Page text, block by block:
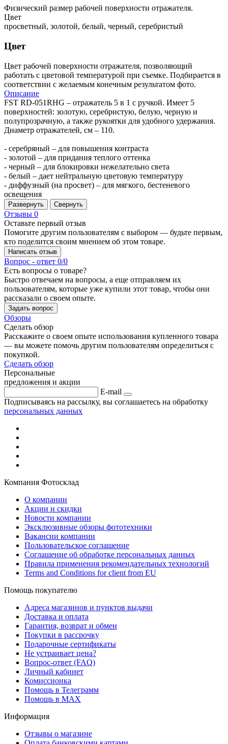
Физический размер рабочей поверхности отражателя.
Цвет
просветный, золотой, белый, черный, серебристый
Цвет
Цвет рабочей поверхности отражателя, позволяющий
работать с цветовой температурой при съемке. Подбирается в
соответствии с желаемым конечным результатом фото.
Описание
FST RD-051RHG – отражатель 5 в 1 c ручкой. Имеет 5
поверхностей: золотую, серебристую, белую, черную и
полупрозрачную, а также рукоятки для удобного удержания.
Диаметр отражателей, см – 110.
- серебряный – для повышения контраста
- золотой – для придания теплого оттенка
- черный – для блокировки нежелательно света
- белый – дает нейтральную цветовую температуру
- диффузный (на просвет) – для мягкого, бестеневого
освещения
Развернуть Свернуть
Отзывы 0
Оставьте первый отзыв
Помогите другим пользователям с выбором — будьте первым,
кто поделится своим мнением об этом товаре.
Написать отзыв
Вопрос - ответ 0/0
Есть вопросы о товаре?
Быстро отвечаем на вопросы, а еще отправляем их
пользователям, которые уже купили этот товар, чтобы они
рассказали о своем опыте.
Задать вопрос
Обзоры
Сделать обзор
Расскажите о своем опыте использования купленного товара
— вы можете помочь другим пользователям определиться с
покупкой.
Сделать обзор
Персональные
предложения и акции
E-mail
Подписываясь на рассылку, вы соглашаетесь на обработку
персональных данных
Компания Фотосклад
О компании
Акции и скидки
Новости компании
Эксклюзивные обзоры фототехники
Вакансии компании
Пользовательское соглашение
Соглашение об обработке персональных данных
Правила применения рекомендательных технологий
Terms and Conditions for client from EU
Помощь покупателю
Адреса магазинов и пунктов выдачи
Доставка и оплата
Гарантия, возврат и обмен
Покупки в рассрочку
Подарочные сертификаты
Не устраивает цена?
Вопрос-ответ (FAQ)
Личный кабинет
Комиссионка
Помощь в Телеграмм
Помощь в MAX
Информация
Отзывы о магазине